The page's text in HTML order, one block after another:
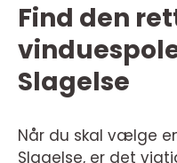
Find den
Slagelse
Når du skal vælge
Slagelse, er det